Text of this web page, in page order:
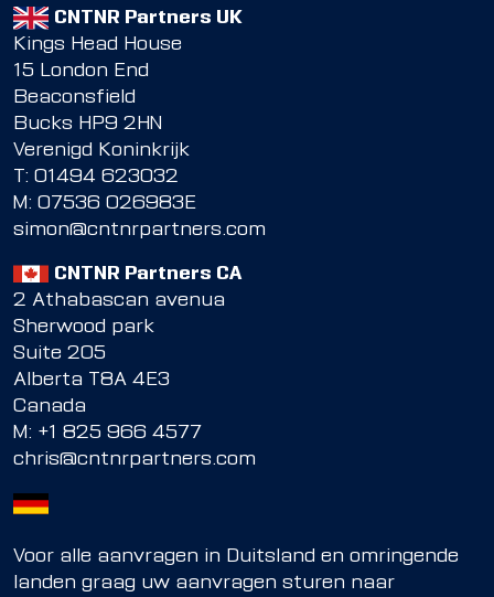
CNTNR Partners UK
Kings Head House
15 London End
Beaconsfield
Bucks HP9 2HN
Verenigd Koninkrijk
T: 01494 623032
M: 07536 026983E
simon@cntnrpartners.com
CNTNR Partners CA
2 Athabascan avenua
Sherwood park
Suite 205
Alberta T8A 4E3
Canada
M: +1 825 966 4577
chris@cntnrpartners.com
Voor alle aanvragen in Duitsland en omringende
landen graag uw aanvragen sturen naar